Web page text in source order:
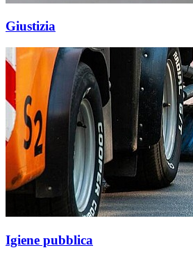
Giustizia
Igiene pubblica